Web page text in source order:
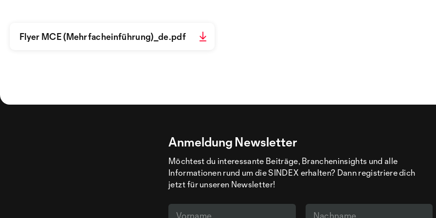
Flyer MCE (Mehrfacheinführung)_de.pdf
Anmeldung Newsletter
Möchtest du interessante Beiträge, Brancheninsights und alle
Informationen rund um die SINDEX erhalten? Dann registriere dich
jetzt für unseren Newsletter!